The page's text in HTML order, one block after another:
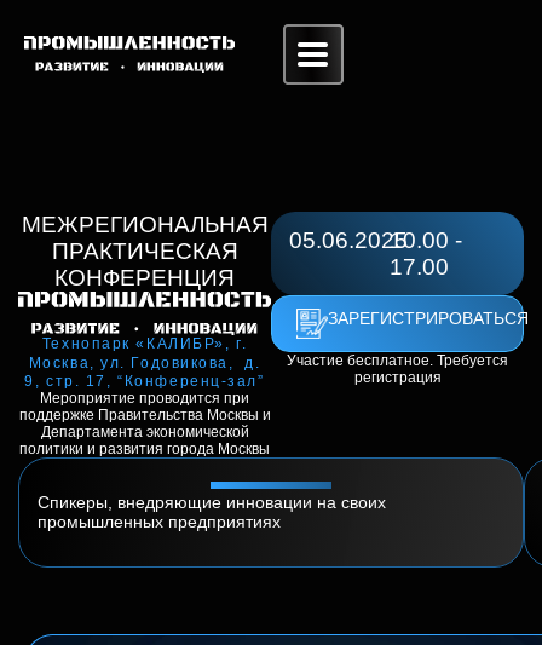
МЕЖРЕГИОНАЛЬНАЯ
ПРАКТИЧЕСКАЯ
КОНФЕРЕНЦИЯ
Технопарк «КАЛИБР», г.
Москва, ул. Годовикова, д.
9, стр. 17, “Конференц-зал”
Мероприятие проводится при
поддержке Правительства Москвы и
Департамента экономической
политики и развития города Москвы
05.06.202510.00 -
17.00
ЗАРЕГИСТРИРОВАТЬСЯ
Участие бесплатное. Требуется
регистрация
Спикеры, внедряющие инновации на своих
промышленных предприятиях